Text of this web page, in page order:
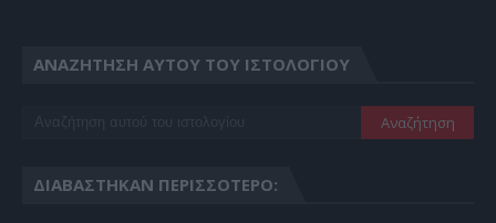
ΑΝΑΖΉΤΗΣΗ ΑΥΤΟΎ ΤΟΥ ΙΣΤΟΛΟΓΊΟΥ
ΔΙΑΒΆΣΤΗΚΑΝ ΠΕΡΙΣΣΌΤΕΡΟ: